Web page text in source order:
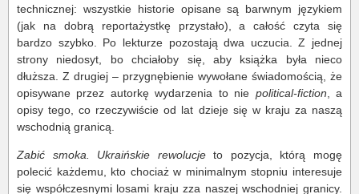
technicznej: wszystkie historie opisane są barwnym językiem
(jak na dobrą reportażystkę przystało), a całość czyta się
bardzo szybko. Po lekturze pozostają dwa uczucia. Z jednej
strony niedosyt, bo chciałoby się, aby książka była nieco
dłuższa. Z drugiej – przygnębienie wywołane świadomością, że
opisywane przez autorkę wydarzenia to nie political-fiction , a
opisy tego, co rzeczywiście od lat dzieje się w kraju za naszą
wschodnią granicą.
Zabić smoka. Ukraińskie rewolucjeto pozycja, którą mogę
polecić każdemu, kto chociaż w minimalnym stopniu interesuje
się współczesnymi losami kraju zza naszej wschodniej granicy.